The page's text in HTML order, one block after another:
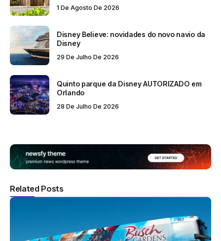
1 De Agosto De 2026
Disney Believe: novidades do novo navio da
Disney
29 De Julho De 2026
Quinto parque da Disney AUTORIZADO em
Orlando
28 De Julho De 2026
Related Posts